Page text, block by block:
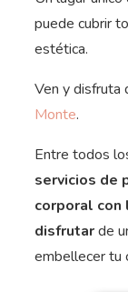
puede cubrir
estética.
Ven y disfruta
Monte.
Entre todos
servicios de
corporal
disfrutarde
embellecer tu